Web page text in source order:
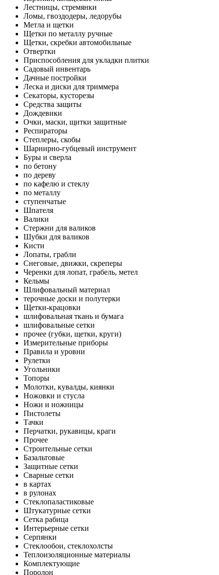
Лестницы, стремянки
Ломы, гвоздодеры, ледорубы
Метла и щетки
Щетки по металлу ручные
Щетки, скребки автомобильные
Отвертки
Приспособления для укладки плитки
Садовый инвентарь
Дачные постройки
Леска и диски для триммера
Секаторы, кусторезы
Средства защиты
Дождевики
Очки, маски, щитки защитные
Респираторы
Степлеры, скобы
Шарнирно-губцевый инструмент
Буры и сверла
по бетону
по дереву
по кафелю и стеклу
по металлу
ступенчатые
Шпателя
Валики
Стержни для валиков
Шубки для валиков
Кисти
Лопаты, грабли
Снеговые, движки, скреперы
Черенки для лопат, грабель, метел
Кельмы
Шлифовальный материал
терочные доски и полутерки
Щетки-крацовки
шлифовальная ткань и бумага
шлифовальные сетки
прочее (губки, щетки, круги)
Измерительные приборы
Правила и уровни
Рулетки
Угольники
Топоры
Молотки, кувалды, киянки
Ножовки и стусла
Ножи и ножницы
Пистолеты
Тачки
Перчатки, рукавицы, краги
Прочее
Строительные сетки
Базальтовые
Защитные сетки
Сварные сетки
в картах
в рулонах
Стеклопаластиковые
Штукатурные сетки
Сетка рабица
Интерьерные сетки
Серпянки
Стеклообои, стеклохолсты
Теплоизоляционные материалы
Комплектующие
Поролон